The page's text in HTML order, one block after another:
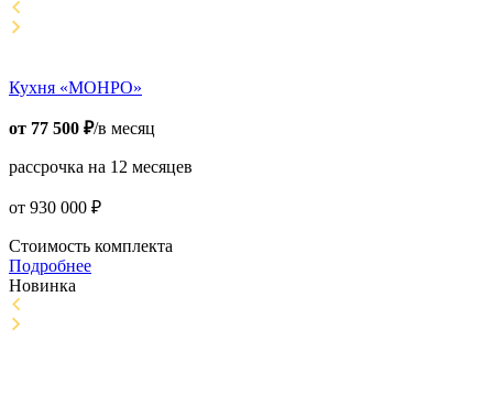
Кухня «МОНРО»
от 77 500 ₽/в месяц
рассрочка на 12 месяцев
от 930 000 ₽
Стоимость комплекта
Подробнее
Новинка